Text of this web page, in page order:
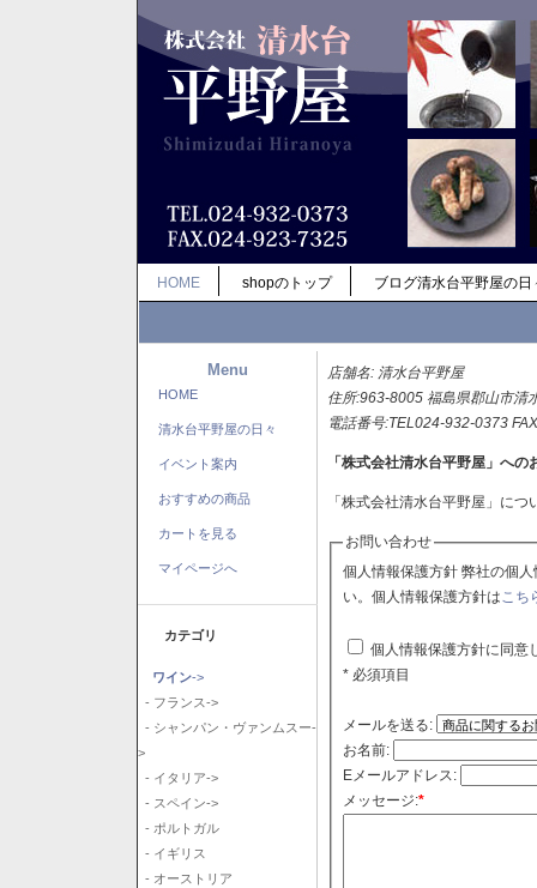
HOME shopのトップ ブログ清水台平野屋の日
Menu
HOME
清水台平野屋の日々
イベント案内
おすすめの商品
カートを見る
マイページへ
カテゴリ
ワイン->
- フランス->
- シャンパン・ヴァンムスー-
>
- イタリア->
- スペイン->
- ポルトガル
- イギリス
- オーストリア
店舗名: 清水台平野屋
住所:963-8005 福島県郡山市清
電話番号:TEL024-932-0373
「株式会社清水台平野屋」への
「株式会社清水台平野屋」に
お問い合わせ
個人情報保護方針 弊社の個人情報保護方針に同意される場合はチェックボックスをクリックしてくださ
い。個人情報保護方針はこち
個人情報保護方針に同意
* 必須項目
メールを送る:
お名前:
Eメールアドレス:
メッセージ:*